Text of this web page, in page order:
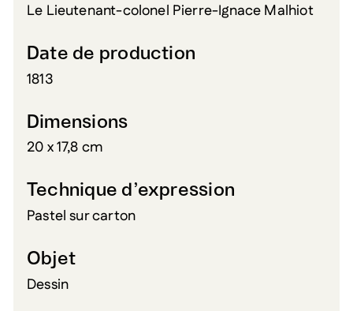
Le Lieutenant-colonel Pierre-Ignace Malhiot
Date de production
1813
Dimensions
20 x 17,8 cm
Technique d’expression
Pastel sur carton
Objet
Dessin